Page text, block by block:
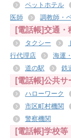
ペットホテル
医師
調教師・
[電話帳]交通・
タクシー
行代理店
海運
道の駅
鉄
[電話帳]公共サ
ハローワーク
市区町村機関
警察機関
[電話帳]学校等